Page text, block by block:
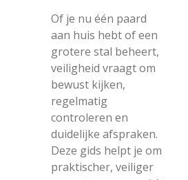
Of je nu één paard
aan huis hebt of een
grotere stal beheert,
veiligheid vraagt om
bewust kijken,
regelmatig
controleren en
duidelijke afspraken.
Deze gids helpt je om
praktischer, veiliger